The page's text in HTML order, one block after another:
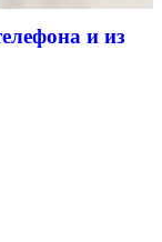
и из